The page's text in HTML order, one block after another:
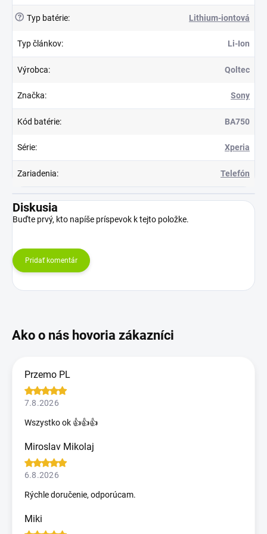
? Typ batérie: Lithium-iontová
Typ článkov: Li-Ion
Výrobca: Qoltec
Značka: Sony
Kód batérie: BA750
Série: Xperia
Zariadenia: Telefón
Diskusia
Buďte prvý, kto napíše príspevok k tejto položke.
Pridať komentár
Przemo PL
7.8.2026
Wszystko ok 👍👍👍
Miroslav Mikolaj
6.8.2026
Rýchle doručenie, odporúcam.
Miki